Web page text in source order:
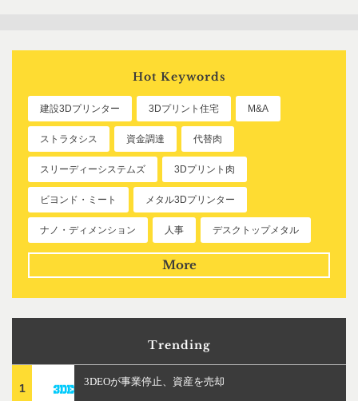
Hot Keywords
建設3Dプリンター 3Dプリント住宅 M&A
ストラタシス 資金調達 代替肉
スリーディーシステムズ 3Dプリント肉
ビヨンド・ミート メタル3Dプリンター
ナノ・ディメンション 人事 デスクトップメタル
More
Trending
1
3DEOが事業停止、資産を売却